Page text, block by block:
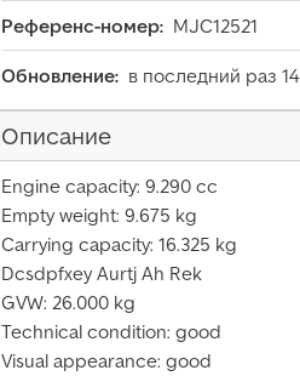
Референс-номер: MJC12521
Обновление: в последний раз
Описание
Engine capacity: 9.290 cc
Empty weight: 9.675 kg
Carrying capacity: 16.325 kg
Dcsdpfxey Aurtj Ah Rek
GVW: 26.000 kg
Technical condition: good
Visual appearance: good